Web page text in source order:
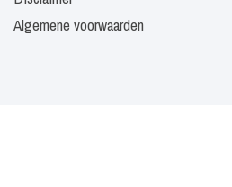
Algemene voorwaarden